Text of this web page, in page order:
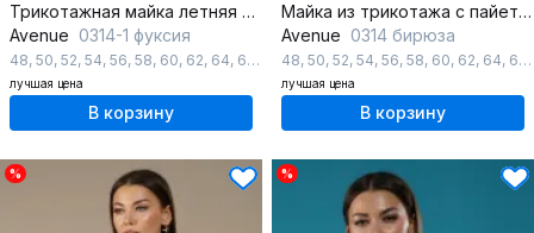
Трикотажная майка летняя с пайетками для повседневного стиля
Avenue 0314-1 фуксия
48, 50, 52, 54, 56, 58, 60, 62, 64, 66 , ,70,72
лучшая цена
В корзину
Майка из трикотажа с пайетками в летнем стиле
Avenue 0314 бирюза
48, 50, 52, 54, 56, 58, 60, 62, 64, 66 ,
лучшая цена
В корзину
% %